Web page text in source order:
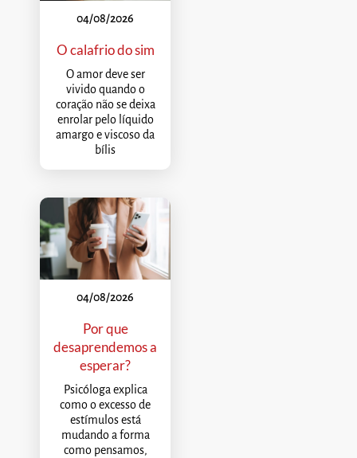
04/08/2026
O calafrio do sim
O amor deve ser
vivido quando o
coração não se deixa
enrolar pelo líquido
amargo e viscoso da
bílis
04/08/2026
Por que
desaprendemos a
esperar?
Psicóloga explica
como o excesso de
estímulos está
mudando a forma
como pensamos,